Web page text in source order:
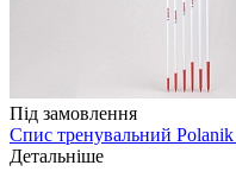
Під замовлення
Спис тренувальний
Детальніше